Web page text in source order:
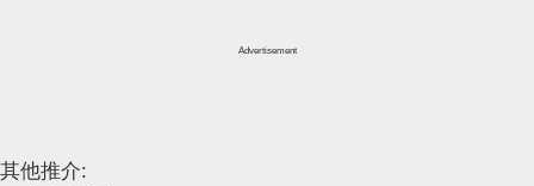
Advertisement
其他推介: